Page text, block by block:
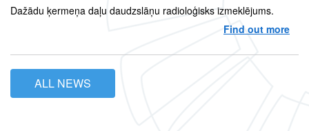
Dažādu ķermeņa daļu daudzslāņu radioloģisks izmeklējums.
Find out more
ALL NEWS